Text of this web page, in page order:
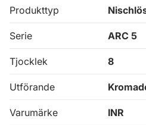
Produkttyp
Serie ARC 5
Tjocklek 8
Utförande
Varumärke INR